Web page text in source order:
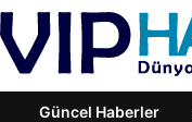
Güncel Haberler